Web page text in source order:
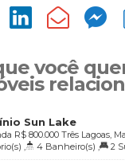
você
Sun Lake
R$ 800.000 Três Lagoas,
, 4 Banheiro(s) , 2
Útil: 165.63m²